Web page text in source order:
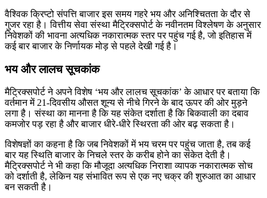
वैश्विक क्रिप्टो संपत्ति बाजार इस समय गहरे भय और अनिश्चितता के दौर से
गुजर रहा है। वित्तीय सेवा संस्था मैट्रिक्सपोर्ट के नवीनतम विश्लेषण के अनुसार
निवेशकों की भावना अत्यधिक नकारात्मक स्तर पर पहुंच गई है, जो इतिहास में
कई बार बाजार के निर्णायक मोड़ से पहले देखी गई है।
भय और लालच सूचकांक
मैट्रिक्सपोर्ट ने अपने विशेष ‘भय और लालच सूचकांक’ के आधार पर बताया कि
वर्तमान में 21-दिवसीय औसत शून्य से नीचे गिरने के बाद ऊपर की ओर मुड़ने
लगा है। संस्था का मानना है कि यह संकेत दर्शाता है कि बिकवाली का दबाव
कमजोर पड़ रहा है और बाजार धीरे-धीरे स्थिरता की ओर बढ़ सकता है।
विशेषज्ञों का कहना है कि जब निवेशकों में भय चरम पर पहुंच जाता है, तब कई
बार यह स्थिति बाजार के निचले स्तर के करीब होने का संकेत देती है।
मैट्रिक्सपोर्ट ने भी कहा कि मौजूदा अत्यधिक निराशा व्यापक नकारात्मक सोच
को दर्शाती है, लेकिन यह संभावित रूप से एक नए चक्र की शुरुआत का आधार
बन सकती है।